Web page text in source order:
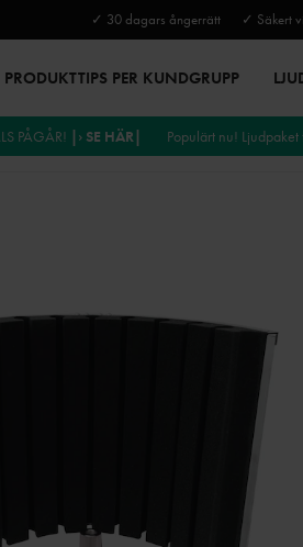
✓ 30 dagars ångerrätt ✓ Säkert
PRODUKTTIPS PER KUNDGRUPP
PÅGÅR! |› SE HÄR| Populärt nu!